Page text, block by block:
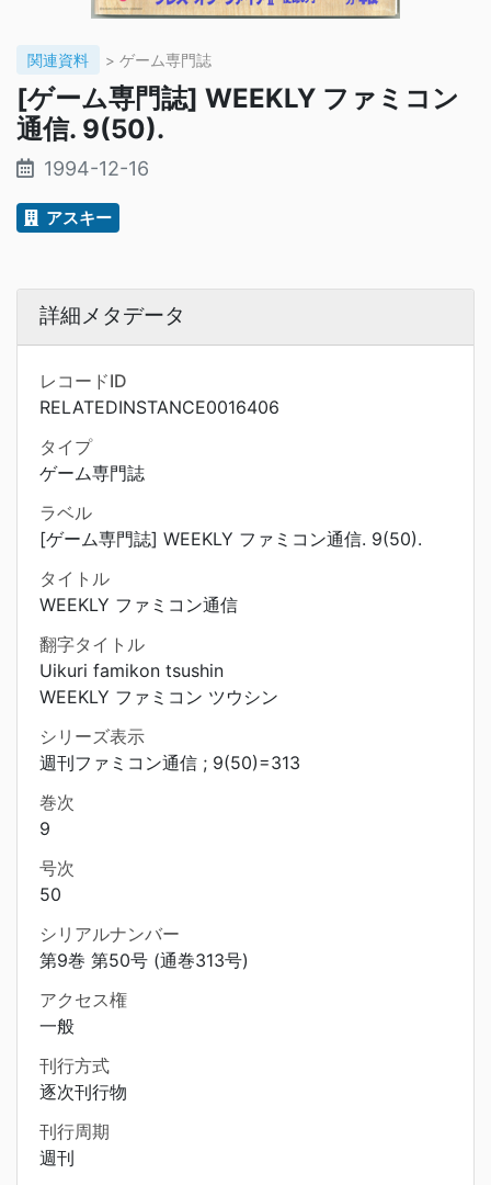
関連資料 > ゲーム専門誌
[ゲーム専門誌] WEEKLY ファミコン
通信. 9(50).
1994-12-16
アスキー
詳細メタデータ
レコードID
RELATEDINSTANCE0016406
タイプ
ゲーム専門誌
ラベル
[ゲーム専門誌] WEEKLY ファミコン通信. 9(50).
タイトル
WEEKLY ファミコン通信
翻字タイトル
Uikuri famikon tsushin
WEEKLY ファミコン ツウシン
シリーズ表示
週刊ファミコン通信 ; 9(50)=313
巻次
9
号次
50
シリアルナンバー
第9巻 第50号 (通巻313号)
アクセス権
一般
刊行方式
逐次刊行物
刊行周期
週刊